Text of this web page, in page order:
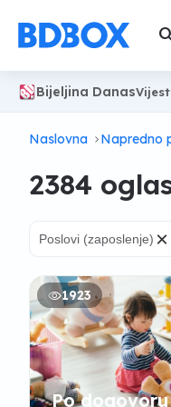
Bijeljina Danas
Naslovna Napredno
2384
Poslovi (zaposlenje) ×
1923
Po dogovoru